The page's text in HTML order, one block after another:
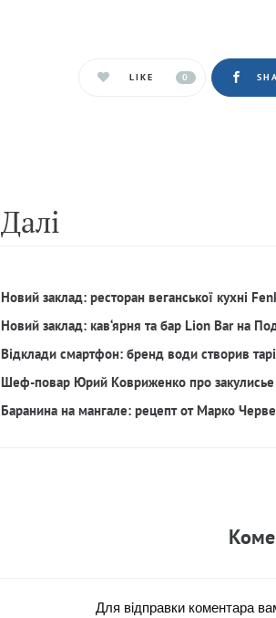
LIKE 0
Далi
Новий заклад: ресторан веганської кухні
Новий заклад: кав‘ярня та бар Lion Bar на
Відклади смартфон: бренд води створив
Шеф-повар Юрий Ковриженко про закулисье
Баранина на мангале: рецепт от Марко
Для вiдправки коментара